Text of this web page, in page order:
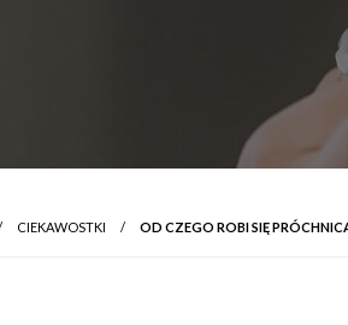
CIEKAWOSTKI OD CZEGO ROBI SIĘ